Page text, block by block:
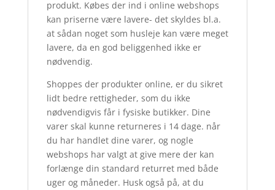
produkt. Købes der ind i online webshops
kan priserne være lavere- det skyldes bl.a.
at sådan noget som husleje kan være meget
lavere, da en god beliggenhed ikke er
nødvendig.
Shoppes der produkter online, er du sikret
lidt bedre rettigheder, som du ikke
nødvendigvis får i fysiske butikker. Dine
varer skal kunne returneres i 14 dage. når
du har handlet dine varer, og nogle
webshops har valgt at give mere der kan
forlænge din standard returret med både
uger og måneder. Husk også på, at du